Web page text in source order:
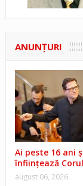
ANUNŢURI
Ai peste 16 ani
înființează
august 06, 2026